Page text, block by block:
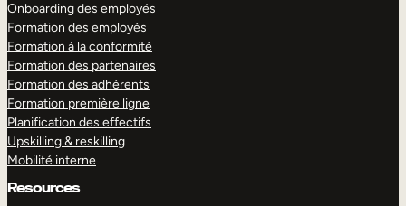
Onboarding des employés
Formation des employés
Formation à la conformité
Formation des partenaires
Formation des adhérents
Formation première ligne
Planification des effectifs
Upskilling & reskilling
Mobilité interne
Resources